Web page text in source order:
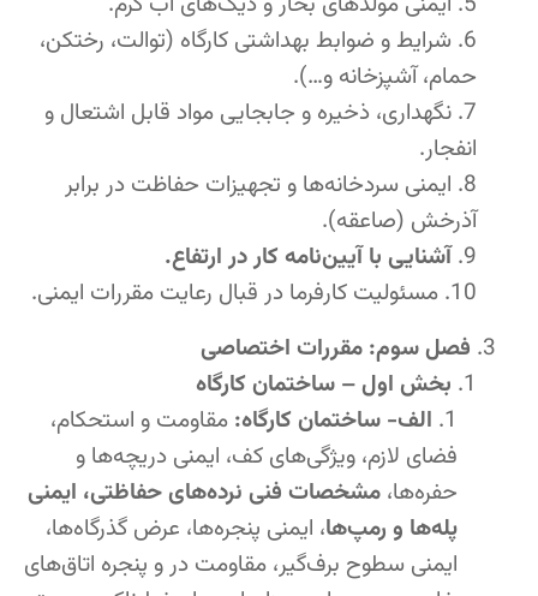
شرایط و ضوابط بهداشتی کارگاه (توالت، رختکن،
حمام، آشپزخانه و…).
نگهداری، ذخیره و جابجایی مواد قابل اشتعال و
انفجار.
ایمنی سردخانه‌ها و تجهیزات حفاظت در برابر
آذرخش (صاعقه).
آشنایی با آیین‌نامه کار در ارتفاع.
مسئولیت کارفرما در قبال رعایت مقررات ایمنی.
فصل سوم: مقررات اختصاصی
بخش اول – ساختمان کارگاه
الف- ساختمان کارگاه: مقاومت و استحکام،
فضای لازم، ویژگی‌های کف، ایمنی دریچه‌ها و
حفره‌ها، مشخصات فنی نرده‌های حفاظتی، ایمنی
پله‌ها و رمپ‌ها، ایمنی پنجره‌ها، عرض گذرگاه‌ها،
ایمنی سطوح برف‌گیر، مقاومت در و پنجره اتاق‌های